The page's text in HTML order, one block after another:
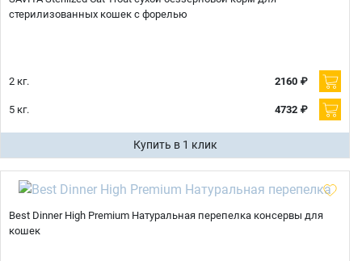
стерилизованных кошек с форелью
2 кг. 2160 ₽
5 кг. 4732 ₽
Купить в 1 клик
Best Dinner High Premium Натуральная перепелка консервы для
кошек